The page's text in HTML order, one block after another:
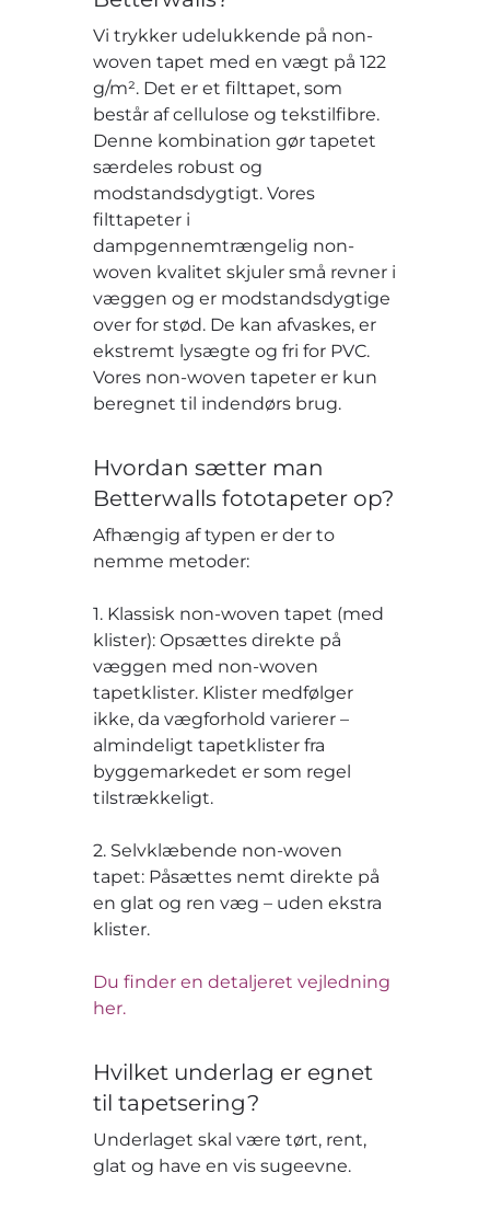
Vi trykker udelukkende på non-
woven tapet med en vægt på 122
g/m². Det er et filttapet, som
består af cellulose og tekstilfibre.
Denne kombination gør tapetet
særdeles robust og
modstandsdygtigt. Vores
filttapeter i
dampgennemtrængelig non-
woven kvalitet skjuler små revner i
væggen og er modstandsdygtige
over for stød. De kan afvaskes, er
ekstremt lysægte og fri for PVC.
Vores non-woven tapeter er kun
beregnet til indendørs brug.
Hvordan sætter man
Betterwalls fototapeter op?
Afhængig af typen er der to
nemme metoder:
1. Klassisk non-woven tapet (med
klister): Opsættes direkte på
væggen med non-woven
tapetklister. Klister medfølger
ikke, da vægforhold varierer –
almindeligt tapetklister fra
byggemarkedet er som regel
tilstrækkeligt.
2. Selvklæbende non-woven
tapet: Påsættes nemt direkte på
en glat og ren væg – uden ekstra
klister.
Du finder en detaljeret vejledning
her.
Hvilket underlag er egnet
til tapetsering?
Underlaget skal være tørt, rent,
glat og have en vis sugeevne.